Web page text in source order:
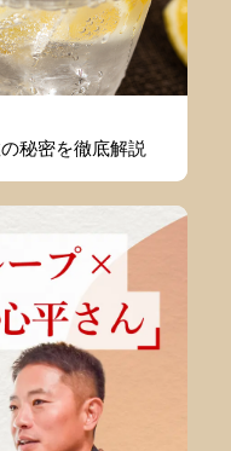
秘密を徹底解説